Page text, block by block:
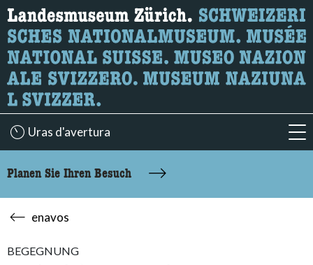
Wonach suchen Sie?
Hier können Sie nach Inhalten der Seite suchen.
Uras d'avertura
Planen Sie Ihren Besuch
enavos
BEGEGNUNG